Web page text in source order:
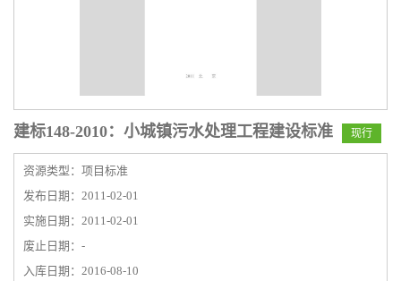
建标148-2010：小城镇污水处理工程建设标准 现行
资源类型：项目标准
发布日期：2011-02-01
实施日期：2011-02-01
废止日期：-
入库日期：2016-08-10